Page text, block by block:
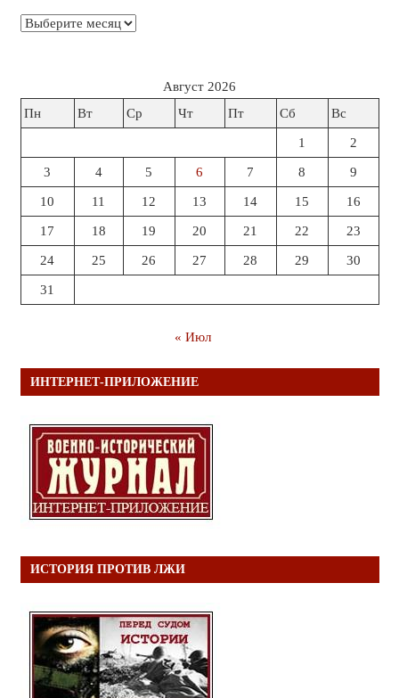
Архивы
Август 2026
Пн
Вт Ср Чт Пт Сб Вс
1 2
3 4 5 6 7 8 9
10 11 12 13 14 15 16
17 18 19 20 21 22 23
24 25 26 27 28 29 30
31
« Июл
ИНТЕРНЕТ-ПРИЛОЖЕНИЕ
ИСТОРИЯ ПРОТИВ ЛЖИ